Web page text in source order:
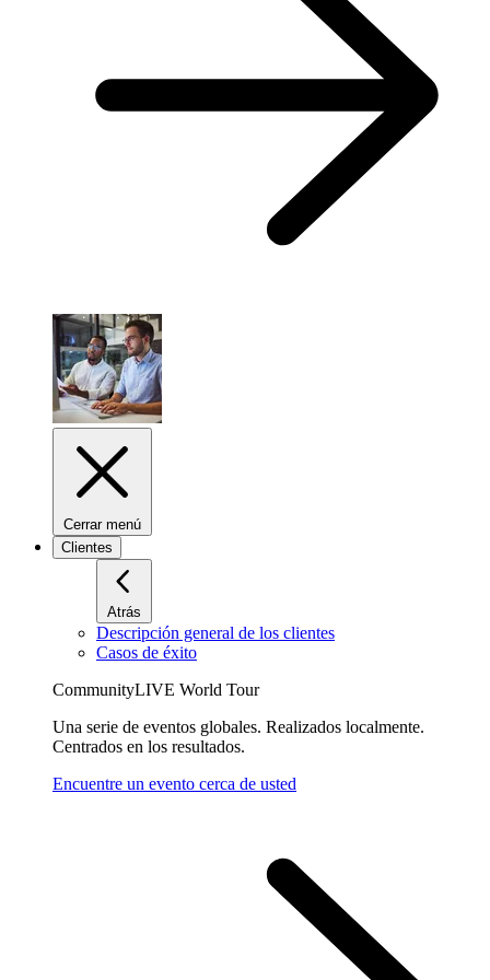
Cerrar menú
Clientes
Atrás
Descripción general de los clientes
Casos de éxito
CommunityLIVE World Tour
Una serie de eventos globales. Realizados localmente.
Centrados en los resultados.
Encuentre un evento cerca de usted